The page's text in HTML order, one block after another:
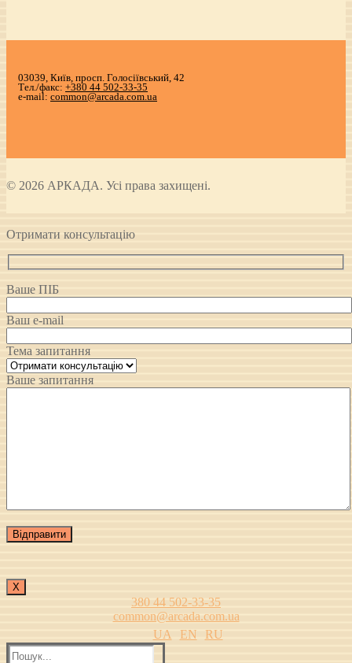
03039, Київ, просп. Голосіївський, 42
Тел./факс: +380 44 502-33-35
e-mail: common@arcada.com.ua
© 2026 АРКАДА. Усі права захищені.
Отримати консультацію
Ваше ПІБ
Ваш e-mail
Тема запитання
Ваше запитання
Х
380 44 502-33-35
common@arcada.com.ua
UA
EN
RU
Пошук: